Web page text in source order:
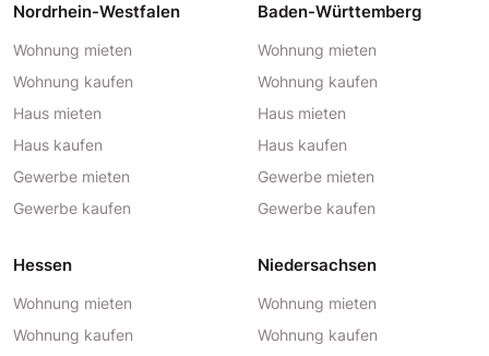
Nordrhein-Westfalen
Wohnung mieten
Wohnung kaufen
Haus mieten
Haus kaufen
Gewerbe mieten
Gewerbe kaufen
Baden-Württemberg
Wohnung mieten
Wohnung kaufen
Haus mieten
Haus kaufen
Gewerbe mieten
Gewerbe kaufen
Hessen
Wohnung mieten
Wohnung kaufen
Niedersachsen
Wohnung mieten
Wohnung kaufen